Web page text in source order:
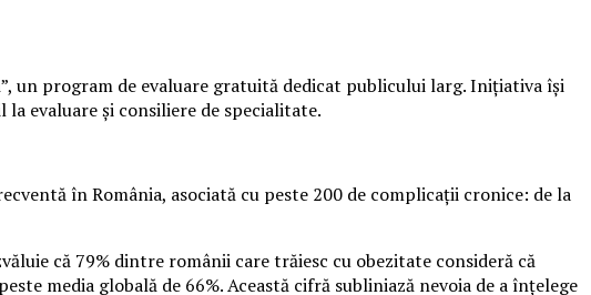
un program de evaluare gratuită dedicat publicului larg. Inițiativa își
evaluare și consiliere de specialitate.
în România, asociată cu peste 200 de complicații cronice: de la
că 79% dintre românii care trăiesc cu obezitate consideră că
media globală de 66%. Această cifră subliniază nevoia de a înțelege